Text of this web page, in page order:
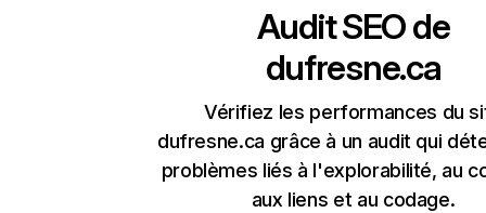
Audit SEO de
dufresne.ca
Vérifiez les performances du
dufresne.ca grâce à un audit qui
problèmes liés à l'explorabilité, au
aux liens et au codage.